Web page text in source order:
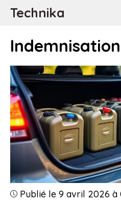
AllerTechnika
Indemnisation
Publié le 9 avril 2026 à